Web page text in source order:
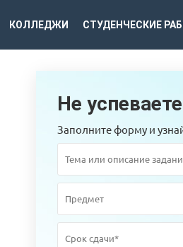
КОЛЛЕДЖИ СТУДЕНЧЕСКИЕ
Не
Заполните форму и